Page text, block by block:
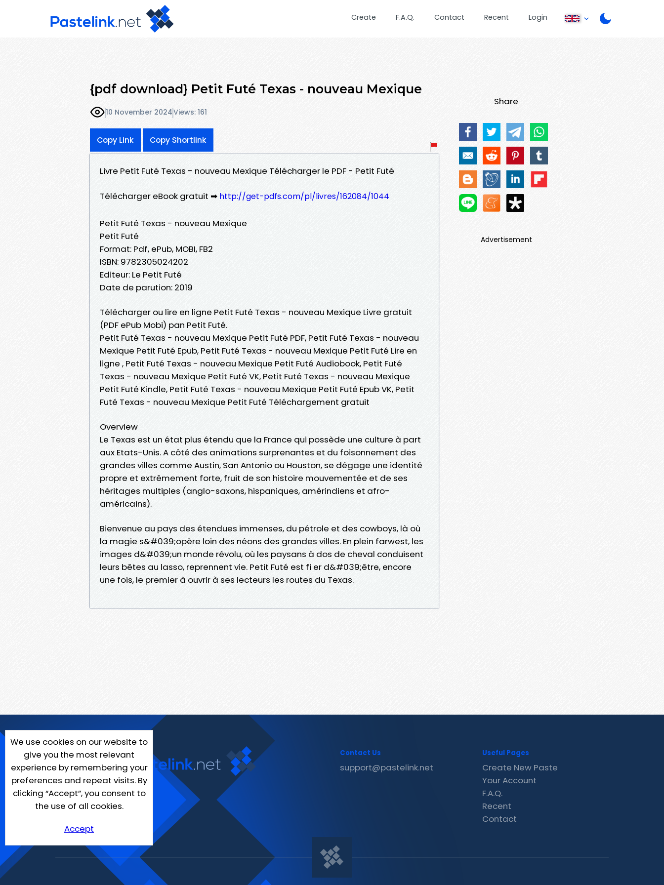
Create F.A.Q. Contact Recent Login
{pdf download} Petit Futé Texas - nouveau Mexique
10 November 2024Views: 161
Copy Link Copy Shortlink
Livre Petit Futé Texas - nouveau Mexique Télécharger le PDF - Petit Futé
Télécharger eBook gratuit ➡ http://get-pdfs.com/pl/livres/162084/1044
Petit Futé Texas - nouveau Mexique
Petit Futé
Format: Pdf, ePub, MOBI, FB2
ISBN: 9782305024202
Editeur: Le Petit Futé
Date de parution: 2019
Télécharger ou lire en ligne Petit Futé Texas - nouveau Mexique Livre gratuit
(PDF ePub Mobi) pan Petit Futé.
Petit Futé Texas - nouveau Mexique Petit Futé PDF, Petit Futé Texas - nouveau
Mexique Petit Futé Epub, Petit Futé Texas - nouveau Mexique Petit Futé Lire en
ligne , Petit Futé Texas - nouveau Mexique Petit Futé Audiobook, Petit Futé
Texas - nouveau Mexique Petit Futé VK, Petit Futé Texas - nouveau Mexique
Petit Futé Kindle, Petit Futé Texas - nouveau Mexique Petit Futé Epub VK, Petit
Futé Texas - nouveau Mexique Petit Futé Téléchargement gratuit
Overview
Le Texas est un état plus étendu que la France qui possède une culture à part
aux Etats-Unis. A côté des animations surprenantes et du foisonnement des
grandes villes comme Austin, San Antonio ou Houston, se dégage une identité
propre et extrêmement forte, fruit de son histoire mouvementée et de ses
héritages multiples (anglo-saxons, hispaniques, amérindiens et afro-
américains).
Bienvenue au pays des étendues immenses, du pétrole et des cowboys, là où
la magie s&#039;opère loin des néons des grandes villes. En plein farwest, les
images d&#039;un monde révolu, où les paysans à dos de cheval conduisent
leurs bêtes au lasso, reprennent vie. Petit Futé est fi er d&#039;être, encore
une fois, le premier à ouvrir à ses lecteurs les routes du Texas.
Share
Advertisement
We use cookies on our website to
give you the most relevant
experience by remembering your
preferences and repeat visits. By
clicking “Accept”, you consent to
the use of all cookies.
Accept
Contact Us
support@pastelink.net
Useful Pages
Create New Paste
Your Account
F.A.Q.
Recent
Contact